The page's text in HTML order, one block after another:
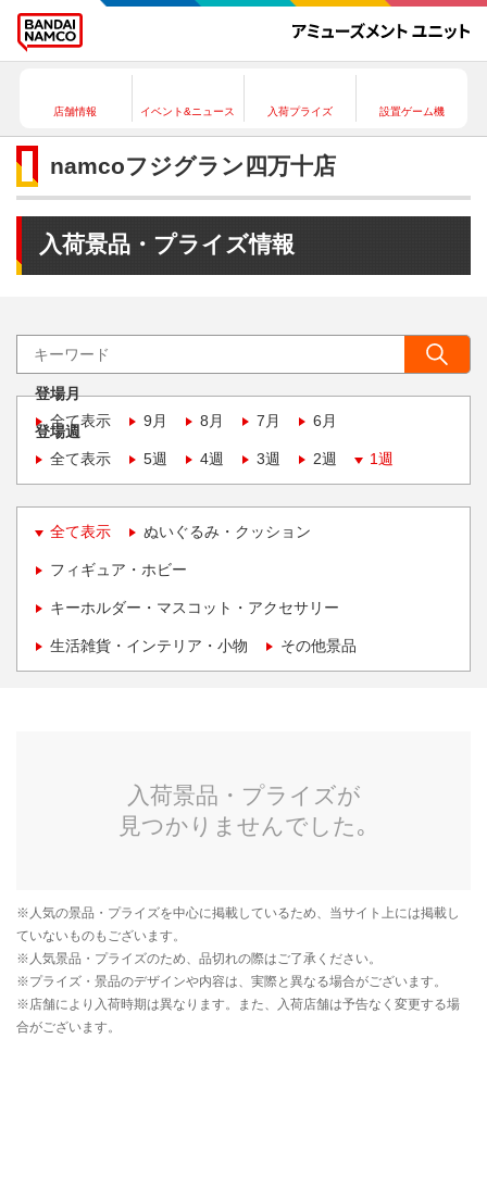
店舗情報 イベント&ニュース 入荷プライズ 設置ゲーム機
namcoフジグラン四万十店
入荷景品・プライズ情報
登場月
全て表示
9月 8月 7月 6月
登場週
全て表示
5週 4週 3週 2週 1週
全て表示 ぬいぐるみ・クッション
フィギュア・ホビー
キーホルダー・マスコット・アクセサリー
生活雑貨・インテリア・小物 その他景品